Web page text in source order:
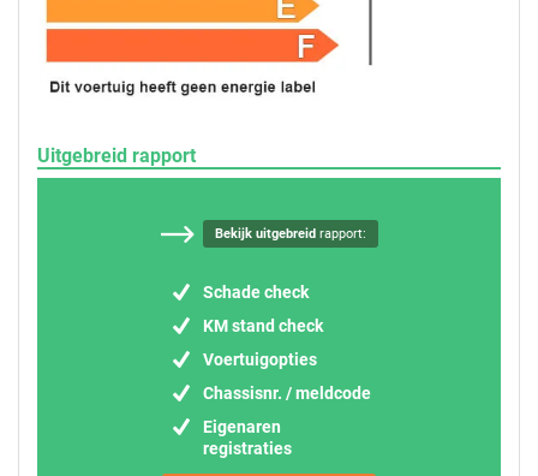
Uitgebreid rapport
Bekijk uitgebreidrapport:
Schade check
KM stand check
Voertuigopties
Chassisnr. / meldcode
Eigenaren
registraties